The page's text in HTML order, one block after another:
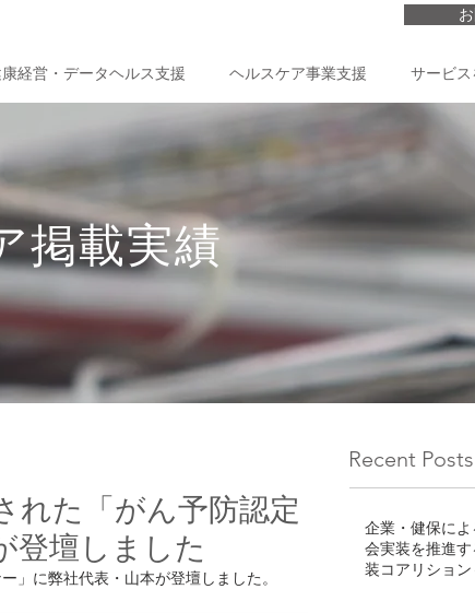
経営・データヘルス支援 ヘルスケア事業支援 サービ
掲載実績
れた「がん予防認定
登壇しました
」に弊社代表・山本が登壇しました。
Recent Posts
企業・健保に
会実装を推進
装コアリショ